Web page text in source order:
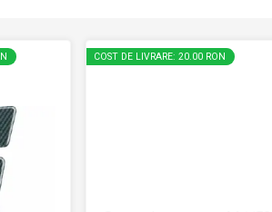
COST DE LIVRARE: 20.00 RON